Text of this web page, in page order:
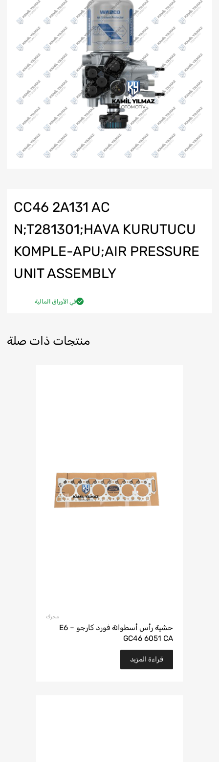
CC46 2A131 AC
N;T281301;HAVA KURUTUCU
KOMPLE-APU;AIR PRESSURE
UNIT ASSEMBLY
في الأوراق المالية
منتجات ذات صلة
محرك
حشية رأس أسطوانة فورد كارجو E6 –
GC46 6051 CA
قراءة المزيد